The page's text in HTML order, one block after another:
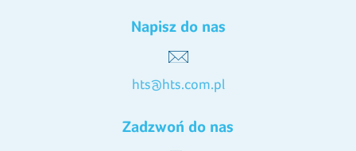
Napisz do nas
hts@hts.com.pl
Zadzwoń do nas